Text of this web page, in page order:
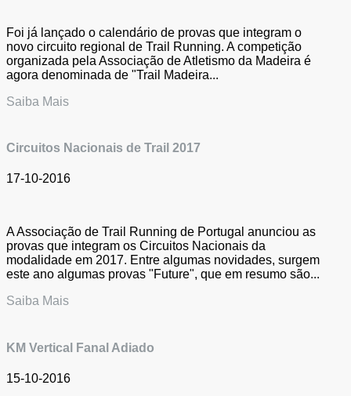
Foi já lançado o calendário de provas que integram o
novo circuito regional de Trail Running. A competição
organizada pela Associação de Atletismo da Madeira é
agora denominada de "Trail Madeira...
Saiba Mais
Circuitos Nacionais de Trail 2017
17-10-2016
A Associação de Trail Running de Portugal anunciou as
provas que integram os Circuitos Nacionais da
modalidade em 2017. Entre algumas novidades, surgem
este ano algumas provas "Future", que em resumo são...
Saiba Mais
KM Vertical Fanal Adiado
15-10-2016